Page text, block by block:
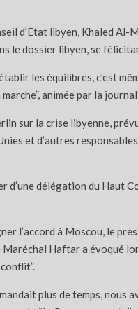
d’Etat libyen, Khaled Al-
le dossier libyen, se
les équilibres, c’est
animée par la
sur la crise libyenne,
et d’autres
délégation du
à Moscou, le
Haftar a évoqué
plus de temps,